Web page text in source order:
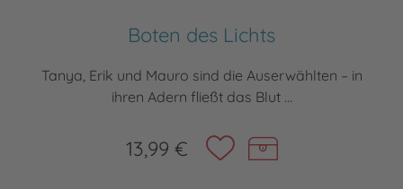
Boten des Lichts
Tanya, Erik und Mauro sind die Auserwählten – in
ihren Adern fließt das Blut ...
13,99 €